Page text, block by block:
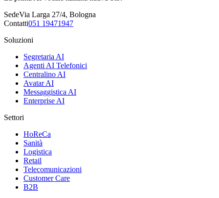
SedeVia Larga 27/4, Bologna
Contatti051 19471947
Soluzioni
Segretaria AI
Agenti AI Telefonici
Centralino AI
Avatar AI
Messaggistica AI
Enterprise AI
Settori
HoReCa
Sanità
Logistica
Retail
Telecomunicazioni
Customer Care
B2B